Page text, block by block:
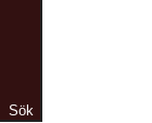
Sök